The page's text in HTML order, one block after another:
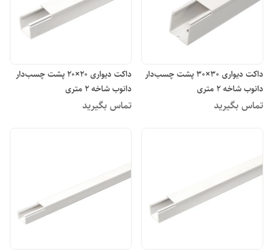
داکت دیواری 30×30 پشت چسب‌دار
دانوب شاخه 2 متری
تماس بگیرید
داکت دیواری 20×20 پشت چسب‌دار
دانوب شاخه 2 متری
تماس بگیرید